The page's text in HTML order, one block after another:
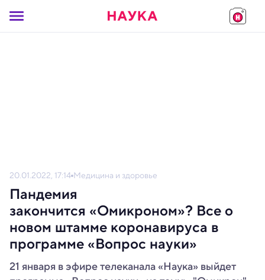
20.01.2022, 17:14 Медицина и здоровье
Пандемия
закончится «Омикроном»? Все о
новом штамме коронавируса в
программе «Вопрос науки»
21 января в эфире телеканала «Наука» выйдет